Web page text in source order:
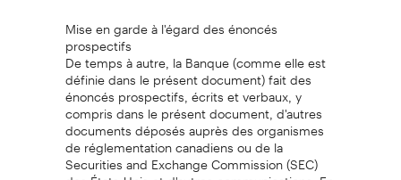
Mise en garde à l'égard des énoncés
prospectifs
De temps à autre, la Banque (comme elle est
définie dans le présent document) fait des
énoncés prospectifs, écrits et verbaux, y
compris dans le présent document, d'autres
documents déposés auprès des organismes
de réglementation canadiens ou de la
Securities and Exchange Commission (SEC)